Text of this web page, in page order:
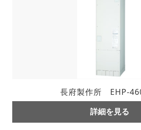
長府製作所 EHP-
詳細を見る